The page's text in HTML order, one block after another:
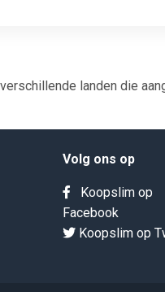
landen die
Volg ons op
Koopslim op
Facebook
Koopslim op